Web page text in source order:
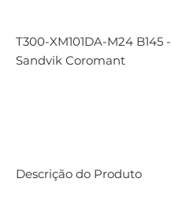
T300-XM101DA-M24 B145 -
Sandvik Coromant
Descrição do Produto